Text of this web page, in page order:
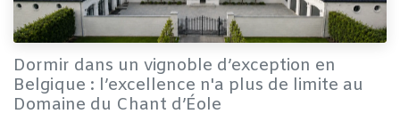
Dormir dans un vignoble d’exception en
Belgique : l’excellence n'a plus de limite au
Domaine du Chant d’Éole